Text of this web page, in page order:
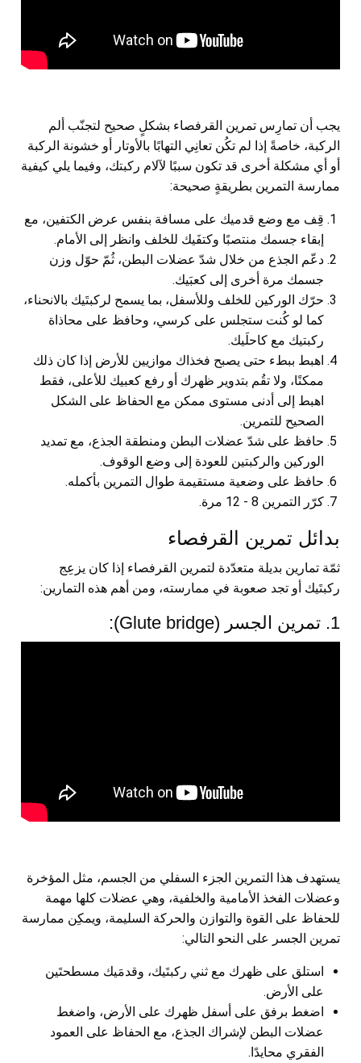
يجب أن تمارِس تمرين القرفصاء بشكلٍ صحيح لتجنّب ألم
الركبة، خاصةً إذا لم تكُن تعانِي التهابًا بالأوتار أو خشونة الركبة
أو أي مشكلة أخرى قد تكون سببًا لآلام ركبتك، وفيما يلي كيفية
ممارسة التمرين بطريقةٍ صحيحة:
قِف مع وضع قدميك على مسافة بنفس عرض الكتفين، مع
إبقاء جسمك منتصبًا وكتفَيك للخلف وانظر إلى الأمام.
دعّم الجذع من خلال شدّ عضلات البطن، ثُمّ حوّل وزن
جسمك مرة أخرى إلى كعبَيك.
حرّك الوركين للخلف وللأسفل، بما يسمح لركبتَيك بالانحناء،
كما لو كُنت ستجلس على كرسي، وحافظ على محاذاة
ركبتيك مع كاحلَيك.
اهبط ببطء حتى يصبح فخذاك موازيين للأرض إذا كان ذلك
ممكنًا، ولا تقُم بتدوير ظهرك أو رفع كعبيك للأعلى، فقط
اهبط إلى أدنى مستوى ممكن مع الحفاظ على الشكل
الصحيح للتمرين.
حافظ على شدّ عضلات البطن ومنطقة الجذع، مع تمديد
الوركين والركبتين للعودة إلى وضع الوقوف.
حافظ على وضعية مستقيمة طوال التمرين بأكمله.
كرّر التمرين 8 - 12 مرة.
بدائل تمرين القرفصاء
ثمّة تمارين بديلة متعدّدة لتمرين القرفصاء إذا كان يزعِج
ركبتَيك أو تجد صعوبة في ممارسته، ومن أهم هذه التمارين:
1. تمرين الجسر (Glute bridge):
يستهدف هذا التمرين الجزء السفلي من الجسم، مثل المؤخرة
وعضلات الفخذ الأمامية والخلفية، وهي عضلات كلها مهمة
للحفاظ على القوة والتوازن والحركة السليمة، ويمكِن ممارسة
تمرين الجسر على النحو التالي:
استلق على ظهرك مع ثني ركبتَيك، وقدمَيك مسطحتَين
على الأرض.
اضغط برفق على أسفل ظهرك على الأرض، واضغط
عضلات البطن لإشراك الجذع، مع الحفاظ على العمود
الفقري محايدًا.